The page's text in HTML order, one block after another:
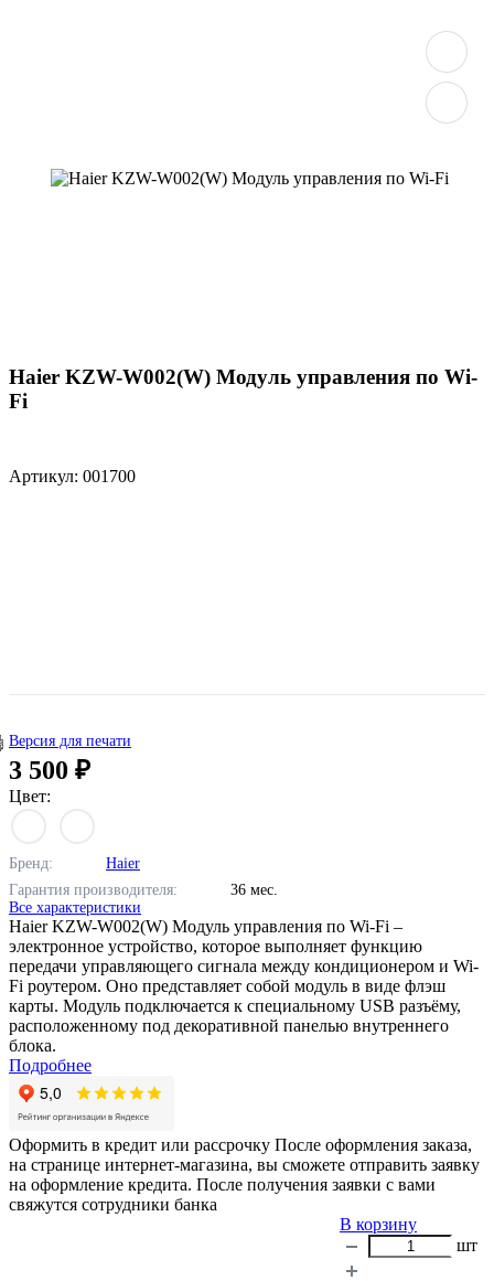
Haier KZW-W002(W) Модуль управления по Wi-
Fi
Артикул: 001700
Версия для печати
3 500 ₽
Цвет:
Бренд:
Haier
Гарантия производителя:
36 мес.
Все характеристики
Haier KZW-W002(W) Модуль управления по Wi-Fi –
электронное устройство, которое выполняет функцию
передачи управляющего сигнала между кондиционером и Wi-
Fi роутером. Оно представляет собой модуль в виде флэш
карты. Модуль подключается к специальному USB разъёму,
расположенному под декоративной панелью внутреннего
блока.
Подробнее
Оформить в кредит или рассрочку После оформления заказа,
на странице интернет-магазина, вы сможете отправить заявку
на оформление кредита. После получения заявки с вами
свяжутся сотрудники банка
В корзину
шт